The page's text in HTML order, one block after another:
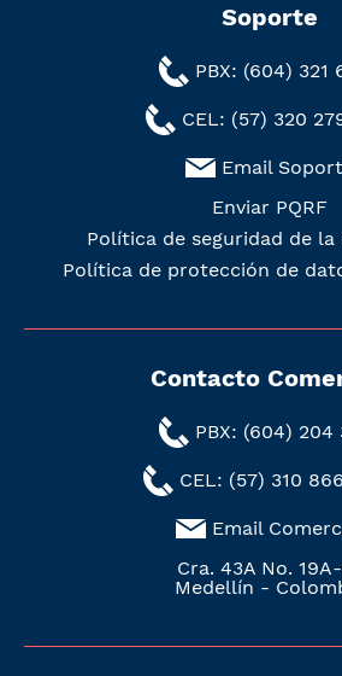
Soporte
PBX: (604) 321
CEL: (57) 320
Email
Enviar PQRF
Política de seguridad de
Política de protección de
Contacto
PBX: (604) 204
CEL: (57) 310
Email
Cra. 43A No.
Medellín -